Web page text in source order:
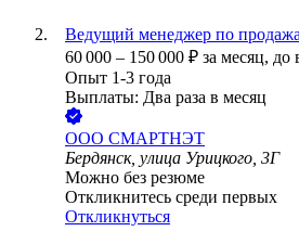
Ведущий менеджер по
60 000 – 150 000 ₽ за месяц, до
Опыт 1-3 года
Выплаты: Два раза в месяц
ООО СМАРТНЭТ
Бердянск, улица Урицкого, 3Г
Можно без резюме
Откликнитесь среди первых
Откликнуться